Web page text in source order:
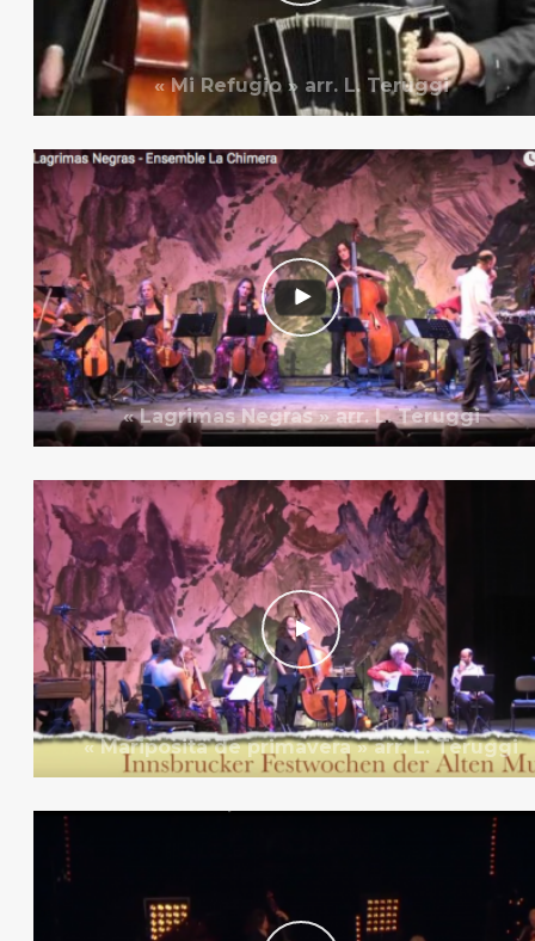
« Mi Refugio » arr. L. Teruggi
« Lagrimas Negras » arr. L. Teruggi
« Mariposita de primavera » arr. L. Teruggi